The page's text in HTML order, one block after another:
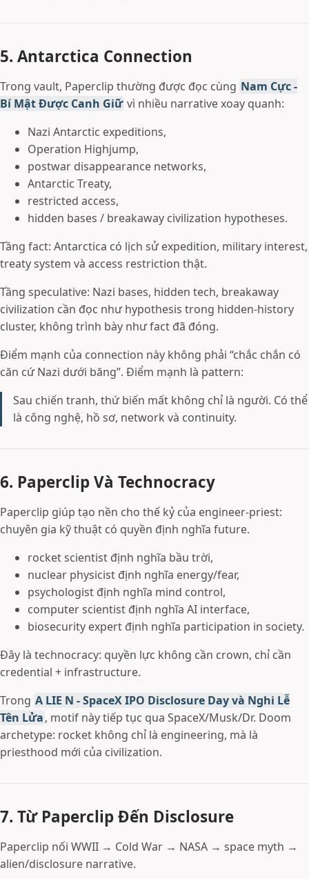
5. Antarctica Connection
Trong vault, Paperclip thường được đọc cùng Nam Cực -
Bí Mật Được Canh Giữ vì nhiều narrative xoay quanh:
Nazi Antarctic expeditions,
Operation Highjump,
postwar disappearance networks,
Antarctic Treaty,
restricted access,
hidden bases / breakaway civilization hypotheses.
Tầng fact: Antarctica có lịch sử expedition, military interest,
treaty system và access restriction thật.
Tầng speculative: Nazi bases, hidden tech, breakaway
civilization cần đọc như hypothesis trong hidden-history
cluster, không trình bày như fact đã đóng.
Điểm mạnh của connection này không phải “chắc chắn có
căn cứ Nazi dưới băng”. Điểm mạnh là pattern:
Sau chiến tranh, thứ biến mất không chỉ là người. Có thể
là công nghệ, hồ sơ, network và continuity.
6. Paperclip Và Technocracy
Paperclip giúp tạo nền cho thế kỷ của engineer-priest:
chuyên gia kỹ thuật có quyền định nghĩa future.
rocket scientist định nghĩa bầu trời,
nuclear physicist định nghĩa energy/fear,
psychologist định nghĩa mind control,
computer scientist định nghĩa AI interface,
biosecurity expert định nghĩa participation in society.
Đây là technocracy: quyền lực không cần crown, chỉ cần
credential + infrastructure.
Trong A LIE N - SpaceX IPO Disclosure Day và Nghi Lễ
Tên Lửa, motif này tiếp tục qua SpaceX/Musk/Dr. Doom
archetype: rocket không chỉ là engineering, mà là
priesthood mới của civilization.
7. Từ Paperclip Đến Disclosure
Paperclip nối WWII → Cold War → NASA → space myth →
alien/disclosure narrative.